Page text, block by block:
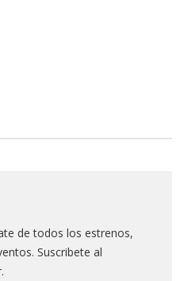
de todos los estrenos,
Suscribete al